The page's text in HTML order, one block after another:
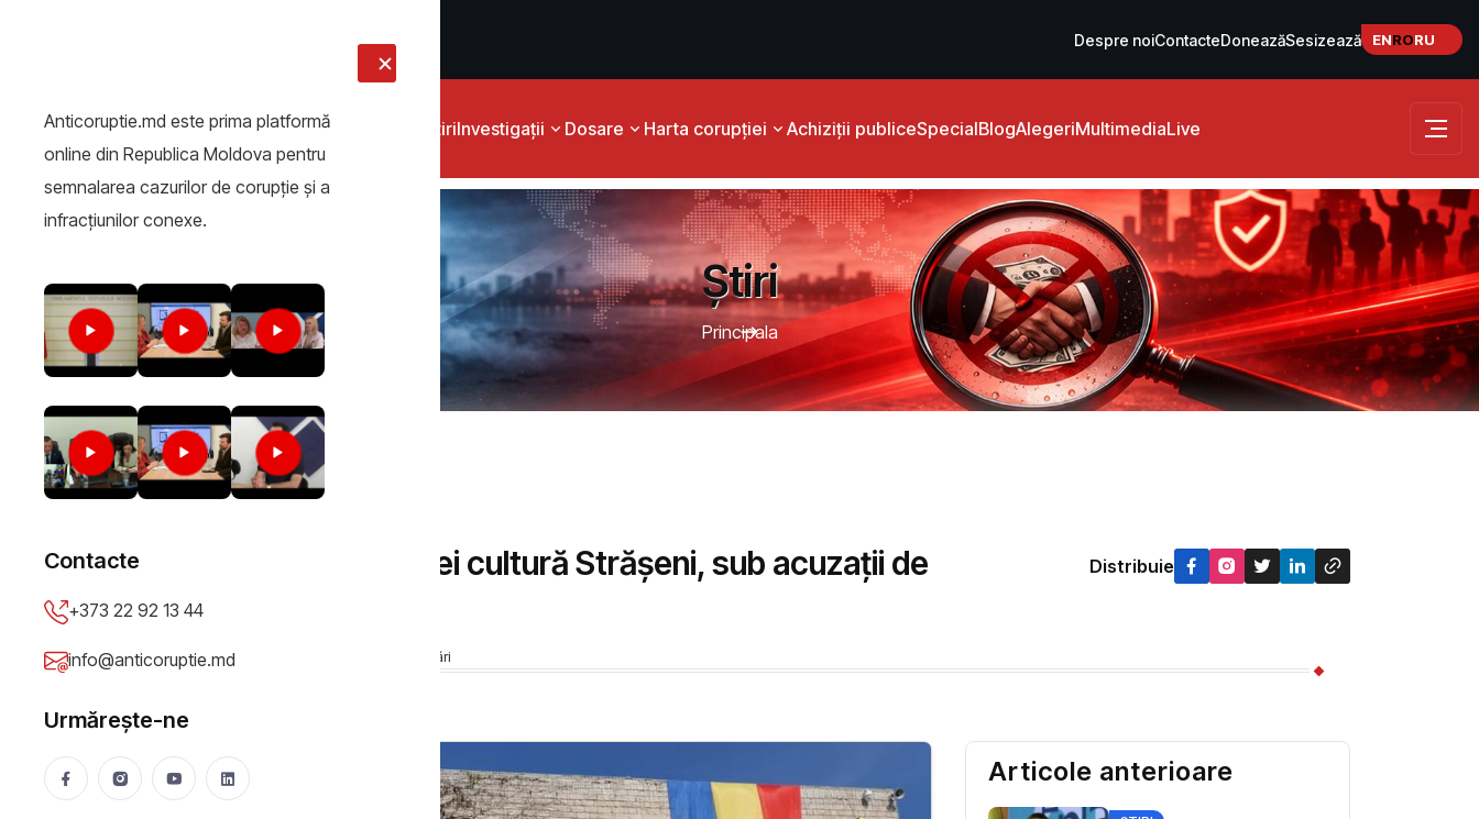
Despre noiContacteDoneazăSesizează ENRORU
ȘtiriInvestigații Dosare Harta corupției Achiziții publiceSpecialBlogAlegeriMultimediaLive
Anticoruptie.md este prima platformă
online din Republica Moldova pentru
semnalarea cazurilor de corupţie şi a
infracţiunilor conexe.
Contacte
+373 22 92 13 44
info@anticoruptie.md
Urmărește-ne
Știri
Principala
Numirea șefului Secției cultură Strășeni, sub acuzații de
trucare
Cibotaru Mihaela 593 vizualizări
Distribuie
Articole anterioare